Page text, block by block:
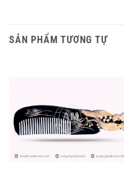
SẢN PHẨM TƯƠNG TỰ